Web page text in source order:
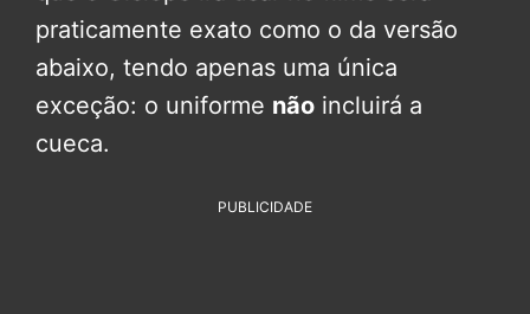
praticamente exato como o da versão
abaixo, tendo apenas uma única
exceção: o uniforme não incluirá a
cueca.
PUBLICIDADE